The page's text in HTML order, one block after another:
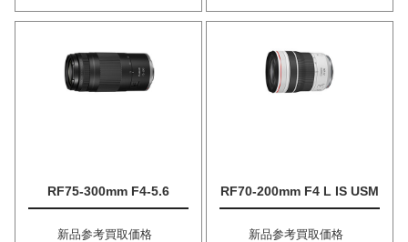
RF75-300mm F4-5.6
新品参考買取価格
RF70-200mm F4 L IS USM
新品参考買取価格